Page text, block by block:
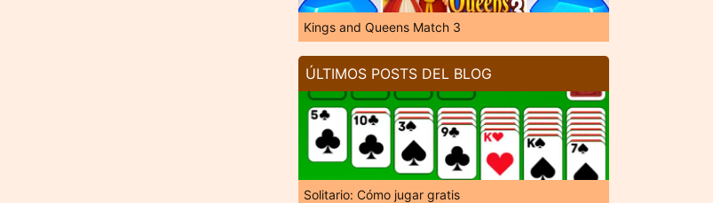
Kings and Queens Match 3
ÚLTIMOS POSTS DEL BLOG
Solitario: Cómo jugar gratis